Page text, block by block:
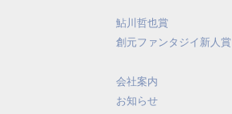
鮎川哲也賞
創元ファンタジイ新人賞
会社案内
お知らせ